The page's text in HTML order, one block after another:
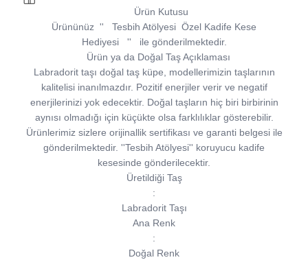
Ürün Kutusu
Ürününüz '' Tesbih Atölyesi Özel Kadife Kese
Hediyesi
''
ile gönderilmektedir.
Ürün ya da Doğal Taş Açıklaması
Labradorit taşı doğal taş küpe, modellerimizin taşlarının
kalitelisi inanılmazdır. Pozitif enerjiler verir ve negatif
enerjilerinizi yok edecektir. Doğal taşların hiç biri birbirinin
aynısı olmadığı için küçükte olsa farklılıklar gösterebilir.
Ürünlerimiz sizlere orijinallik sertifikası ve garanti belgesi ile
gönderilmektedir. ''Tesbih Atölyesi'' koruyucu kadife
kesesinde gönderilecektir.
Üretildiği Taş
:
Labradorit Taşı
Ana Renk
:
Doğal Renk